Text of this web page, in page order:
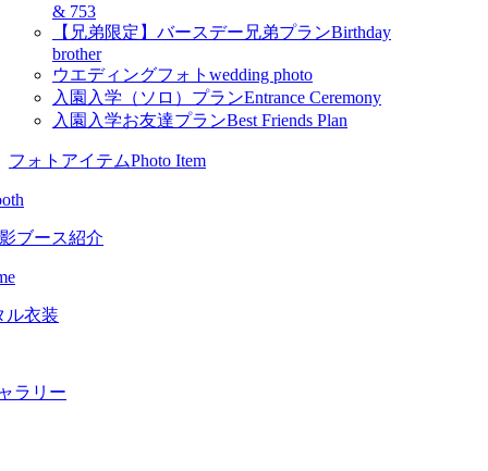
& 753
【兄弟限定】バースデー兄弟プランBirthday
brother
ウエディングフォト wedding photo
入園入学（ソロ）プランEntrance Ceremony
入園入学お友達プランBest Friends Plan
フォトアイテムPhoto Item
ブース紹介
ル衣装
ラリー